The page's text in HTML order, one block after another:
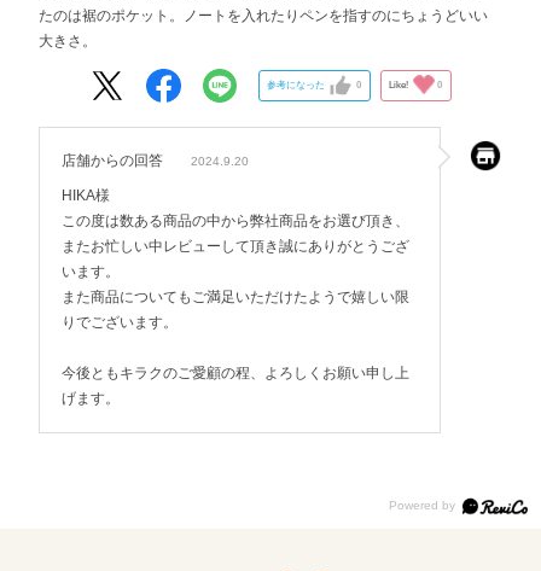
たのは裾のポケット。ノートを入れたりペンを指すのにちょうどいい
大きさ。
参考になった 0 Like! 0
店舗からの回答 2024.9.20
HIKA様
この度は数ある商品の中から弊社商品をお選び頂き、
またお忙しい中レビューして頂き誠にありがとうござ
います。
また商品についてもご満足いただけたようで嬉しい限
りでございます。
今後ともキラクのご愛顧の程、よろしくお願い申し上
げます。